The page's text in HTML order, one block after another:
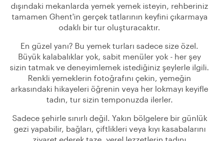
dışındaki mekanlarda yemek yemek isteyin, rehberiniz
tamamen Ghent'in gerçek tatlarının keyfini çıkarmaya
odaklı bir tur oluşturacaktır.
En güzel yanı? Bu yemek turları sadece size özel.
Büyük kalabalıklar yok, sabit menüler yok - her şey
sizin tatmak ve deneyimlemek istediğiniz şeylerle ilgili.
Renkli yemeklerin fotoğrafını çekin, yemeğin
arkasındaki hikayeleri öğrenin veya her lokmayı keyifle
tadın, tur sizin temponuzda ilerler.
Sadece şehirle sınırlı değil. Yakın bölgelere bir günlük
gezi yapabilir, bağları, çiftlikleri veya kıyı kasabalarını